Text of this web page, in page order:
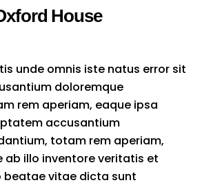
House
unde omnis iste natus error sit
doloremque
rem aperiam, eaque ipsa
accusantium
totam rem aperiam,
ab illo inventore veritatis et
vitae dicta sunt